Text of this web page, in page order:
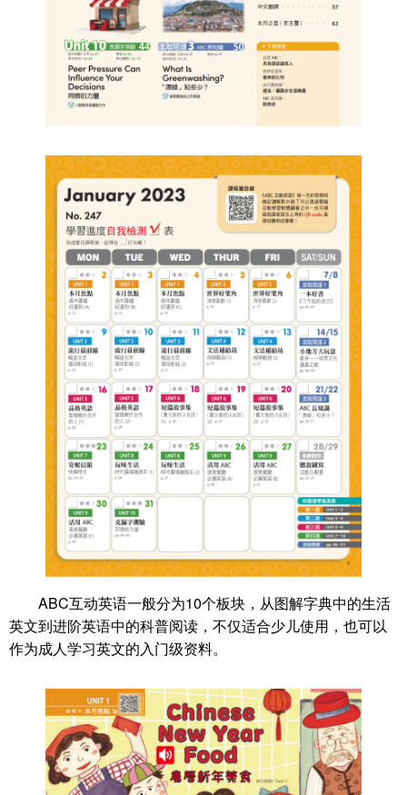
ABC互动英语一般分为10个板块，从图解字典中的生活
英文到进阶英语中的科普阅读，不仅适合少儿使用，也可以
作为成人学习英文的入门级资料。